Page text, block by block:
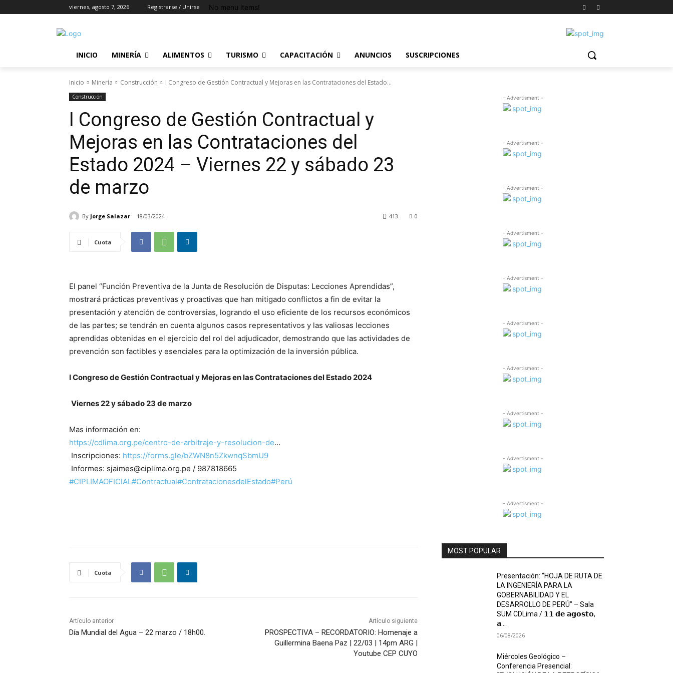
viernes, agosto 7, 2026 Registrarse / Unirse No menu items!
INICIO MINERÍA ALIMENTOS TURISMO CAPACITACIÓN ANUNCIOS SUSCRIPCIONES
Inicio Minería Construcción I Congreso de Gestión Contractual y Mejoras en las Contrataciones del Estado...
Construcción
I Congreso de Gestión Contractual y
Mejoras en las Contrataciones del
Estado 2024 – Viernes 22 y sábado 23
de marzo
By Jorge Salazar 18/03/2024 0
413
Cuota
El panel “Función Preventiva de la Junta de Resolución de Disputas: Lecciones Aprendidas”,
mostrará prácticas preventivas y proactivas que han mitigado conflictos a fin de evitar la
presentación y atención de controversias, logrando el uso eficiente de los recursos económicos
de las partes; se tendrán en cuenta algunos casos representativos y las valiosas lecciones
aprendidas obtenidas en el ejercicio del rol del adjudicador, demostrando que las actividades de
prevención son factibles y esenciales para la optimización de la inversión pública.
I Congreso de Gestión Contractual y Mejoras en las Contrataciones del Estado 2024
Viernes 22 y sábado 23 de marzo
Mas información en:
https://cdlima.org.pe/centro-de-arbitraje-y-resolucion-de…
Inscripciones: https://forms.gle/bZWN8n5ZkwnqSbmU9
Informes: sjaimes@ciplima.org.pe / 987818665
#CIPLIMAOFICIAL#Contractual#ContratacionesdelEstado#Perú
Cuota
Artículo anterior
Día Mundial del Agua – 22 marzo / 18h00.
Artículo siguiente
PROSPECTIVA – RECORDATORIO: Homenaje a
Guillermina Baena Paz | 22/03 | 14pm ARG |
Youtube CEP CUYO
- Advertisment -
- Advertisment -
- Advertisment -
- Advertisment -
- Advertisment -
- Advertisment -
- Advertisment -
- Advertisment -
- Advertisment -
- Advertisment -
MOST POPULAR
Presentación: “HOJA DE RUTA DE
LA INGENIERÍA PARA LA
GOBERNABILIDAD Y EL
DESARROLLO DE PERÚ” – Sala
SUM CDLima / 𝟭𝟭 𝗱𝗲 𝗮𝗴𝗼𝘀𝘁𝗼,
𝗮...
06/08/2026
Miércoles Geológico –
Conferencia Presencial: